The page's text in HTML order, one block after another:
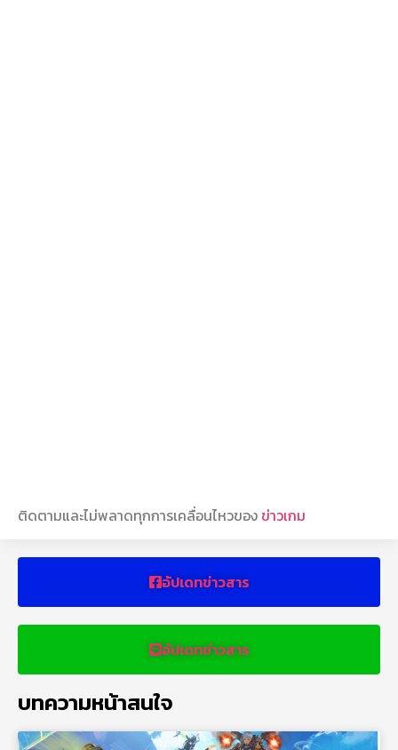
ติดตามและไม่พลาดทุกการเคลื่อนไหวของ ข่าวเกม
อัปเดทข่าวสาร
อัปเดทข่าวสาร
บทความหน้าสนใจ